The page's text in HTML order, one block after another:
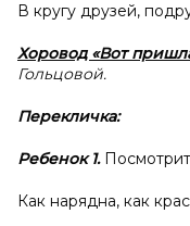
В кругу друзей,
Хоровод «Вот
Гольцовой.
Перекличка:
Ребенок 1.
Как нарядна, как